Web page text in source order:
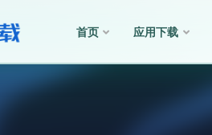
首页 应用下载